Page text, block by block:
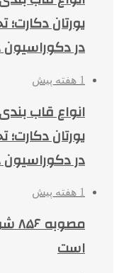
یورتان
در
1 هفته پیش
انواع قاب
یورتان
در
1 هفته پیش
است